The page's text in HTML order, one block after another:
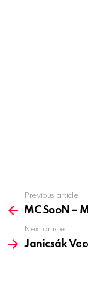
more
Previous article
MC SooN –
Next article
Janicsák